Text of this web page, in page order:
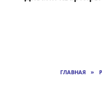
ГЛАВНАЯ »